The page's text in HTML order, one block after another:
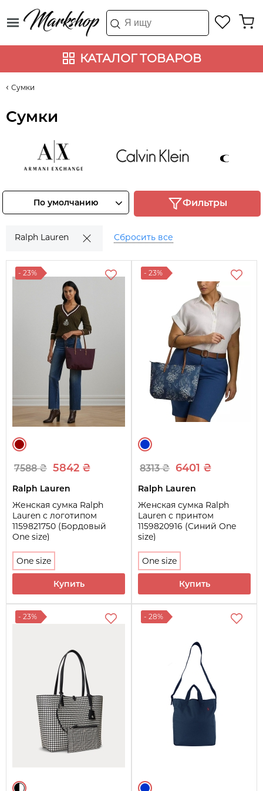
КАТАЛОГ ТОВАРОВ
Сумки
Сумки
По умолчанию Фильтры
Ralph Lauren Сбросить все
- 23%
7588 ₴ 5842 ₴
Ralph Lauren
Женская сумка Ralph
Lauren с логотипом
1159821750 (Бордовый
One size)
One size
Купить
- 23%
8313 ₴ 6401 ₴
Ralph Lauren
Женская сумка Ralph
Lauren с принтом
1159820916 (Синий One
size)
One size
Купить
- 23% - 28%